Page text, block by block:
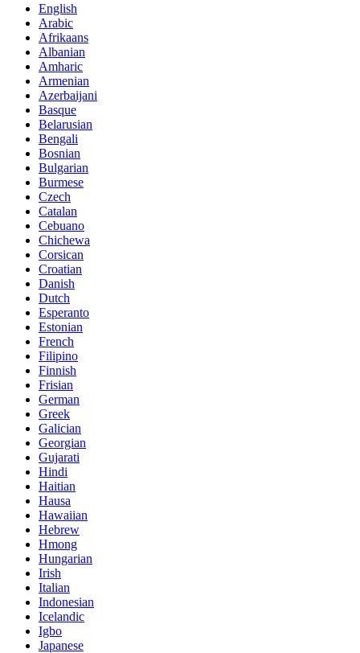
English
Arabic
Afrikaans
Albanian
Amharic
Armenian
Azerbaijani
Basque
Belarusian
Bengali
Bosnian
Bulgarian
Burmese
Czech
Catalan
Cebuano
Chichewa
Corsican
Croatian
Danish
Dutch
Esperanto
Estonian
French
Filipino
Finnish
Frisian
German
Greek
Galician
Georgian
Gujarati
Hindi
Haitian
Hausa
Hawaiian
Hebrew
Hmong
Hungarian
Irish
Italian
Indonesian
Icelandic
Igbo
Japanese